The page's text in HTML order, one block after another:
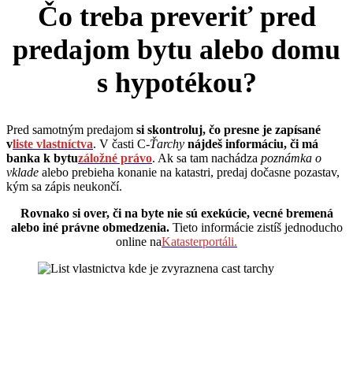
Čo treba preveriť pred
predajom bytu alebo domu
s hypotékou?
Pred samotným predajom si skontroluj, čo presne je zapísané
vliste vlastníctva. V časti C-Ťarchy nájdeš informáciu, či má
banka k bytuzáložné právo. Ak sa tam nachádza poznámka o
vklade alebo prebieha konanie na katastri, predaj dočasne pozastav,
kým sa zápis neukončí.
Rovnako si over, či na byte nie sú exekúcie, vecné bremená
alebo iné právne obmedzenia.Tieto informácie zistíš jednoducho
online naKatasterportáli.